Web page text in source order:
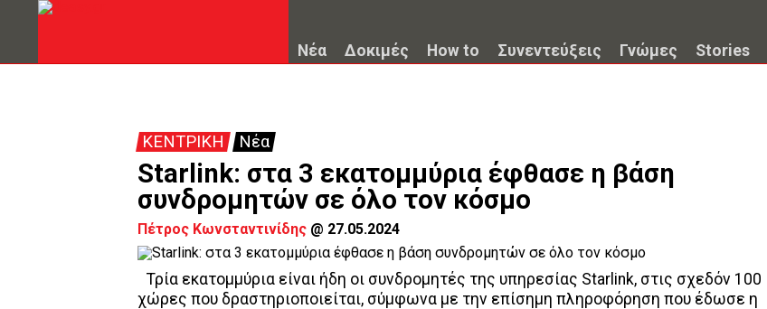
Νέα Δοκιμές How to Συνεντεύξεις Γνώμες Stories
ΚΕΝΤΡΙΚΗ Νέα
Starlink: στα 3 εκατομμύρια έφθασε η βάση
συνδρομητών σε όλο τον κόσμο
Πέτρος Κωνσταντινίδης @ 27.05.2024
Τρία εκατομμύρια είναι ήδη οι συνδρομητές της υπηρεσίας Starlink, στις σχεδόν 100
χώρες που δραστηριοποιείται, σύμφωνα με την επίσημη πληροφόρηση που έδωσε η